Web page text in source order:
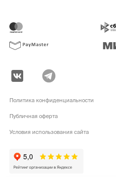
Политика конфиденциальности
Публичная оферта
Условия использования сайта